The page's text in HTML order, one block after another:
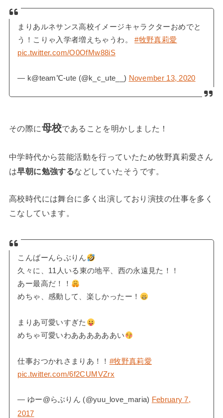
まりあルネサンス高校イメージキャラクターおめでと
う！こりゃ入学者増えちゃうわ。#牧野真莉愛
pic.twitter.com/O0OfMw88iS
— k@team℃-ute (@k_c_ute__) November 13, 2020
その際に母校であることを明かしました！
中学時代から芸能活動を行っていたため牧野真莉愛さん
は早朝に勉強するなどしていたそうです。
高校時代には舞台に多く出演しており演技の仕事を多く
こなしています。
こんばーんらぶりん
久々に、11人いる東の地平、西の永遠見た！！
あー最高だ！！
めちゃ、感動して、楽しかったー！
まりあ可愛いすぎた
めちゃ可愛いわああああああい
仕事おつかれさまりあ！！ #牧野真莉愛
pic.twitter.com/6f2CUMVZrx
— ゆー@らぶりん (@yuu_love_maria) February 7,
2017